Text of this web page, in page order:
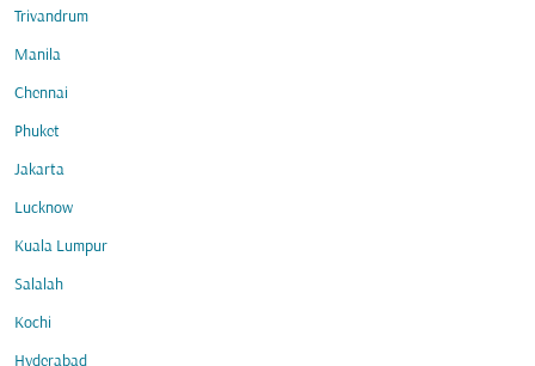
Trivandrum
Manila
Chennai
Phuket
Jakarta
Lucknow
Kuala Lumpur
Salalah
Kochi
Hyderabad